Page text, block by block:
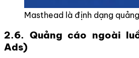
Masthead là định dạng
2.6. Quảng cáo ngoài
Ads)